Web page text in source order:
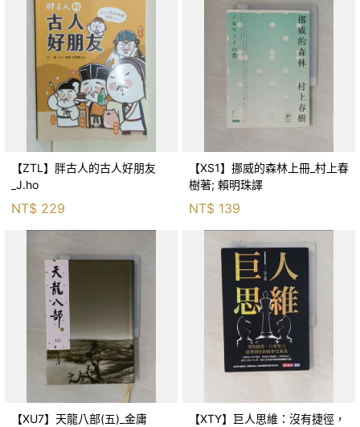
【ZTL】胖古人的古人好朋友
_J.ho
NT$ 229
【XS1】挪威的森林上冊_村上春
樹著; 賴明珠譯
NT$ 139
【XU7】天龍八部(五)_金庸
【XTY】巨人思維：沒有捷徑，